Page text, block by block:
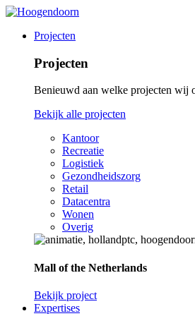
Projecten
Projecten
Benieuwd aan welke projecten wij
Bekijk alle projecten
Kantoor
Recreatie
Logistiek
Gezondheidszorg
Retail
Datacentra
Wonen
Overig
Mall of the Netherlands
Bekijk project
Expertises